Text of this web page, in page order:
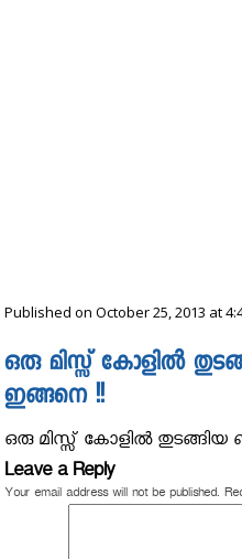
Published on October 25, 2013 at
ഒരു മിസ്സ്‌ കോളിൽ
ഇങ്ങനെ !!
ഒരു മിസ്സ്‌ കോളിൽ
Leave a Reply
Your email address will not be published.